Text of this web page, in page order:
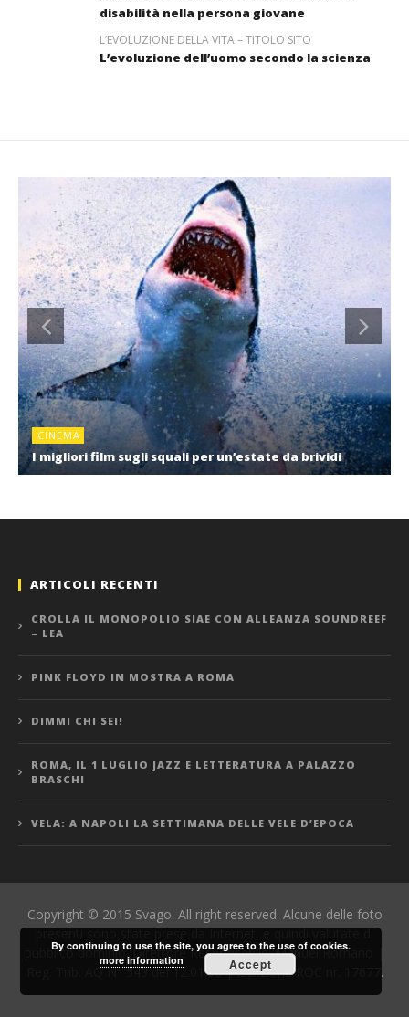
disabilità nella persona giovane
L’EVOLUZIONE DELLA VITA – TITOLO SITO
L’evoluzione dell’uomo secondo la scienza
CINEMA
I migliori film sugli squali per un’estate da brividi
ARTICOLI RECENTI
CROLLA IL MONOPOLIO SIAE CON ALLEANZA SOUNDREEF
– LEA
PINK FLOYD IN MOSTRA A ROMA
DIMMI CHI SEI!
ROMA, IL 1 LUGLIO JAZZ E LETTERATURA A PALAZZO
BRASCHI
VELA: A NAPOLI LA SETTIMANA DELLE VELE D’EPOCA
Copyright © 2015 Svago. All right reserved. Alcune delle foto
presenti sono state prese da Internet, e quindi valutate di
pubblico dominio. Direttore Responsabile: Manuel Romano |
Reg. Trib. AQ N° 549 del 12.01.06 | Iscrizione ROC nr. 17677.
By continuing to use the site, you agree to the use of cookies.
more information
Accept